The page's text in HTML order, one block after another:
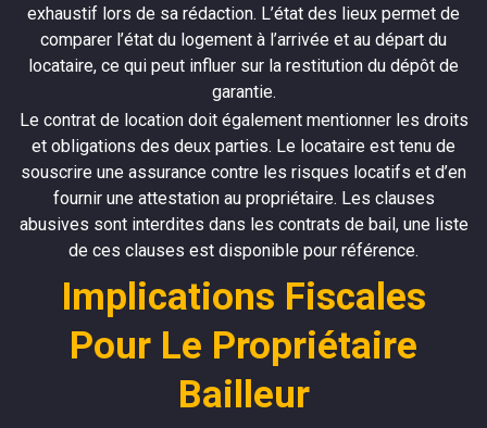
exhaustif lors de sa rédaction. L’état des lieux permet de
comparer l’état du logement à l’arrivée et au départ du
locataire, ce qui peut influer sur la restitution du dépôt de
garantie.
Le contrat de location doit également mentionner les droits
et obligations des deux parties. Le locataire est tenu de
souscrire une assurance contre les risques locatifs et d’en
fournir une attestation au propriétaire. Les clauses
abusives sont interdites dans les contrats de bail, une liste
de ces clauses est disponible pour référence.
Implications Fiscales
Pour Le Propriétaire
Bailleur